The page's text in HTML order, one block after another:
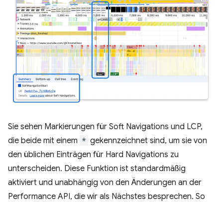
Sie sehen Markierungen für Soft Navigations und LCP,
die beide mit einem * gekennzeichnet sind, um sie von
den üblichen Einträgen für Hard Navigations zu
unterscheiden. Diese Funktion ist standardmäßig
aktiviert und unabhängig von den Änderungen an der
Performance API, die wir als Nächstes besprechen. So